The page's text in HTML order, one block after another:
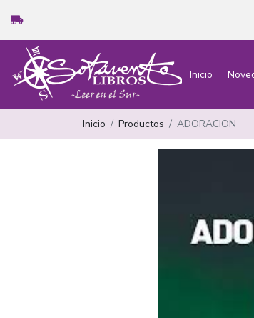
Inicio
Inicio Productos ADORACION